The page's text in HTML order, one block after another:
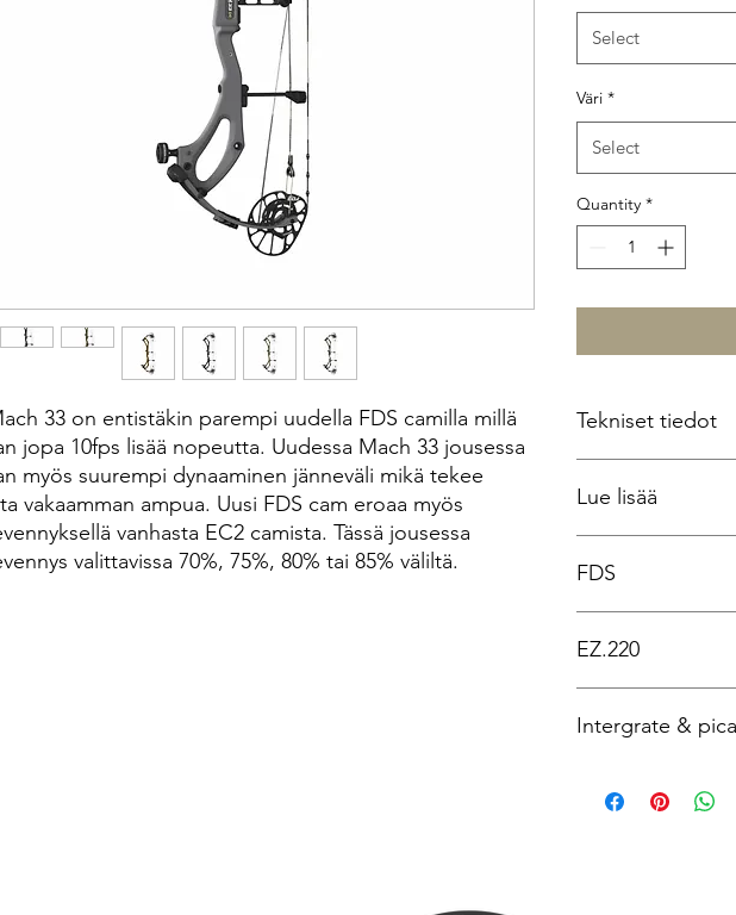
33 on entistäkin parempi uudella FDS camilla millä
jopa 10fps lisää nopeutta. Uudessa Mach 33 jousessa
myös suurempi dynaaminen jänneväli mikä tekee
vakaamman ampua. Uusi FDS cam eroaa myös
vanhasta EC2 camista. Tässä jousessa
valittavissa 70%, 75%, 80% tai 85% väliltä.
Select
Väri *
Select
Quantity *
Tekniset tiedot
Jänneväli: 6 1/8"
Vetokevennys: 70%,
Tuning system:
Lue lisää
FDS
jousi on vireessä eli
EZ.220
säätää camien
Intergrate &
jokaiselta